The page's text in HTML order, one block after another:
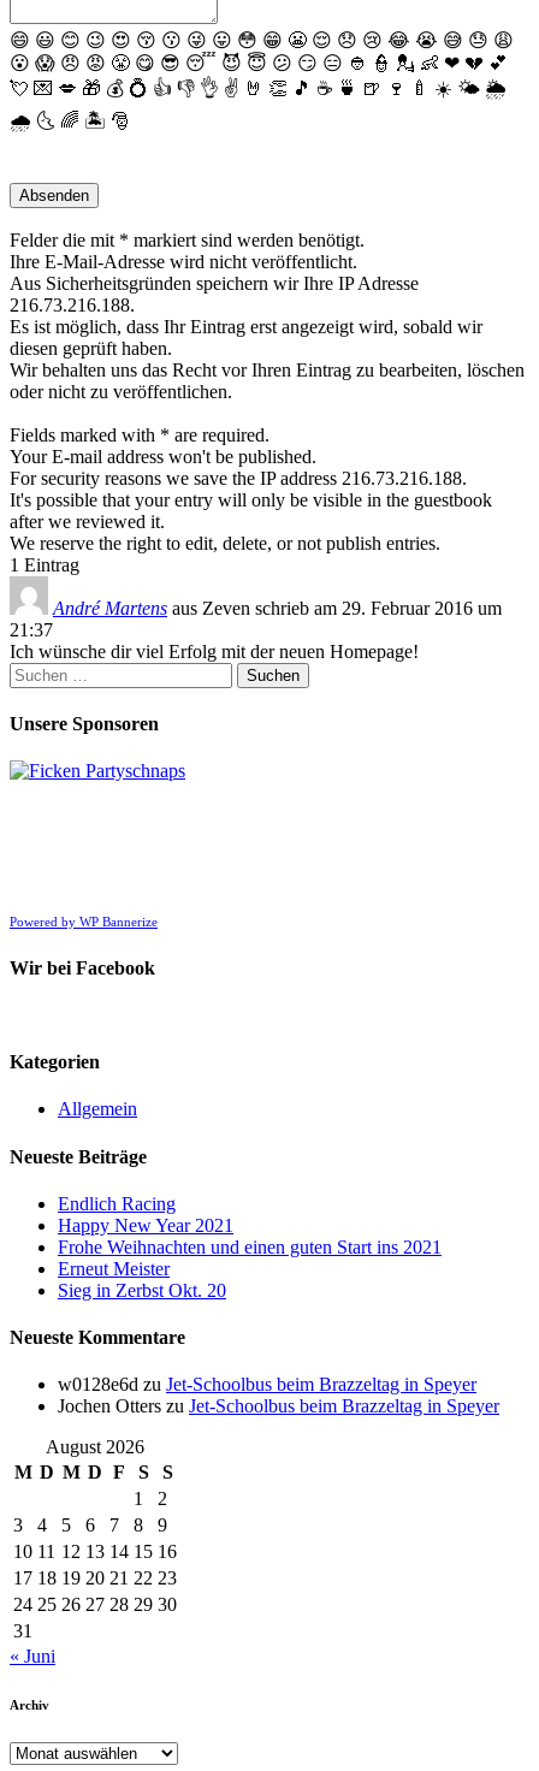
😄 😃 😊 😉 😍 😚 😗 😜 😛 😳 😁 😬 😌 😞 😢 😂 😭 😅 😓 😩
😮 😱 😠 😡 😤 😋 😎 😴 😈 😇 😕 😏 😑 👲 👮 💂 👶 ❤ 💔 💕
💘 💌 💋 🎁 💰 💍 👍 👎 👌 ✌️ 🤘 👏 🎵 ☕️ 🍵 🍺 🍷 🍼 ☀️ 🌤 🌦
🌧 🌜 🌈 🏝 🎅
Felder die mit * markiert sind werden benötigt.
Ihre E-Mail-Adresse wird nicht veröffentlicht.
Aus Sicherheitsgründen speichern wir Ihre IP Adresse
216.73.216.188.
Es ist möglich, dass Ihr Eintrag erst angezeigt wird, sobald wir
diesen geprüft haben.
Wir behalten uns das Recht vor Ihren Eintrag zu bearbeiten, löschen
oder nicht zu veröffentlichen.
Fields marked with * are required.
Your E-mail address won't be published.
For security reasons we save the IP address 216.73.216.188.
It's possible that your entry will only be visible in the guestbook
after we reviewed it.
We reserve the right to edit, delete, or not publish entries.
1 Eintrag
André Martens aus Zeven schrieb am 29. Februar 2016 um
21:37
Ich wünsche dir viel Erfolg mit der neuen Homepage!
Suchen
nach:
Unsere Sponsoren
Powered by WP Bannerize
Wir bei Facebook
Kategorien
Allgemein
Neueste Beiträge
Endlich Racing
Happy New Year 2021
Frohe Weihnachten und einen guten Start ins 2021
Erneut Meister
Sieg in Zerbst Okt. 20
Neueste Kommentare
w0128e6d zu Jet-Schoolbus beim Brazzeltag in Speyer
Jochen Otters zu Jet-Schoolbus beim Brazzeltag in Speyer
August 2026
M D M D F S
S
1
2
3
4 5 6 7 8
9
10 11 12 13 14 15 16
17 18 19 20 21 22 23
24 25 26 27 28 29 30
31
« Juni
Archiv
Archiv